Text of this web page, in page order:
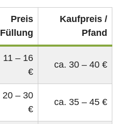
Preis
Füllung
Kaufpreis /
Pfand
11 – 16
€
ca. 30 – 40 €
20 – 30
€
ca. 35 – 45 €